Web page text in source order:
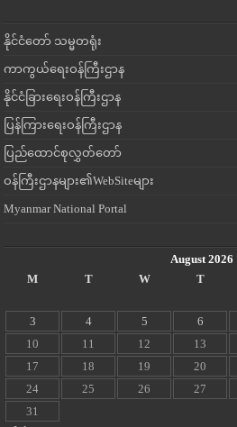
နိုင်ငံတော် သမ္မတရုံး
ကာကွယ်ရေးဝန်ကြီးဌာန
နိုင်ငံခြားရေးဝန်ကြီးဌာန
ပြန်ကြားရေးဝန်ကြီးဌာန
ပြည်ထောင်စုလွှတ်တော်
ဝန်ကြီးဌာနများ၏WebSiteများ
Myanmar National Portal
August 2026
M
T W T
3
4 5 6
10
11 12 13
17
18 19 20
24
25 26 27
31